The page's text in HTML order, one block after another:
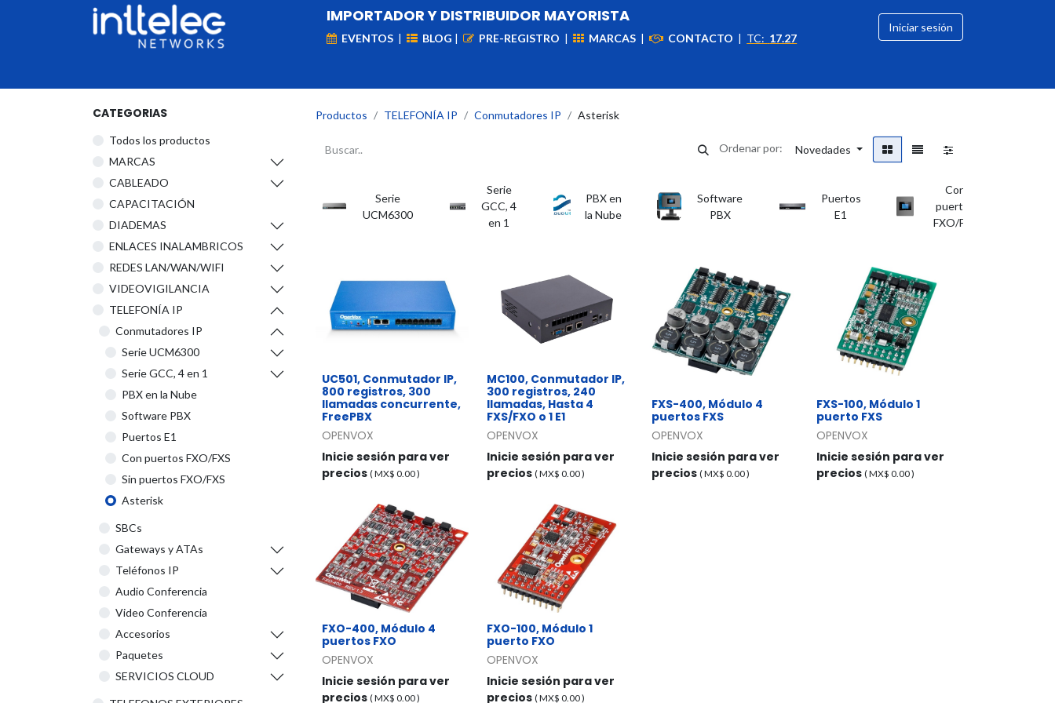
IMPORTADOR Y DISTRIBUIDOR MAYORISTA
EVENTOS | BLOG | PRE-REGISTRO | MARCAS | CONTACTO | TC: 17.27
Iniciar sesión
CATEGORIAS
Todos los productos
​MARCAS
CABLEADO
CAPACITACIÓN
DIADEMAS
ENLACES INALAMBRICOS
REDES LAN/WAN/WIFI
VIDEOVIGILANCIA
TELEFONÍA IP
Conmutadores IP
Serie UCM6300
Serie GCC, 4 en 1
PBX en la Nube
Software PBX
Puertos E1
Con puertos FXO/FXS
Sin puertos FXO/FXS
Asterisk
SBCs
Gateways y ATAs
Teléfonos IP
Audio Conferencia
Video Conferencia
Accesorios
Paquetes
SERVICIOS CLOUD
Productos TELEFONÍA IP Conmutadores IP Asterisk
Ordenar por: Novedades
Serie
UCM6300
Serie
GCC, 4
en 1
PBX en
la Nube
Software
PBX
Puertos
E1
Con
puertos
FXO/FXS
UC501, Conmutador IP,
800 registros, 300
llamadas concurrente,
FreePBX
OPENVOX
Inicie sesión para ver
precios ( MX$ 0.00)
MC100, Conmutador IP,
300 registros, 240
llamadas, Hasta 4
FXS/FXO o 1 E1
OPENVOX
Inicie sesión para ver
precios ( MX$ 0.00)
FXS-400, Módulo 4
puertos FXS
OPENVOX
Inicie sesión para ver
precios ( MX$ 0.00)
FXS-100, Módulo 1
puerto FXS
OPENVOX
Inicie sesión para ver
precios ( MX$ 0.00)
FXO-400, Módulo 4
puertos FXO
OPENVOX
Inicie sesión para ver
precios ( MX$ 0.00)
FXO-100, Módulo 1
puerto FXO
OPENVOX
Inicie sesión para ver
precios ( MX$ 0.00)